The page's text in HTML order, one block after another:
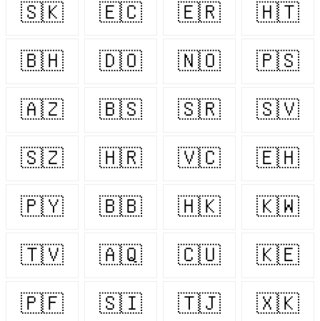
🇸🇰 🇪🇨 🇪🇷 🇭🇹
🇧🇭 🇩🇴 🇳🇴 🇵🇸
🇦🇿 🇧🇸 🇸🇷 🇸🇻
🇸🇿 🇭🇷 🇻🇨 🇪🇭
🇵🇾 🇧🇧 🇭🇰 🇰🇼
🇹🇻 🇦🇶 🇨🇺 🇰🇪
🇵🇫 🇸🇮 🇹🇯 🇽🇰